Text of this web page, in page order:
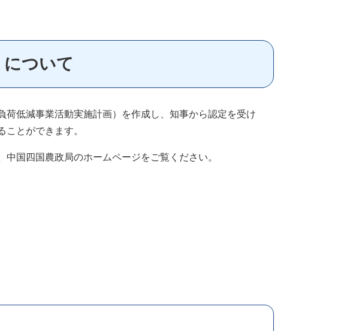
ついて
低減事業活動実施計画）を作成し、知事から認定を受け
とができます。
国四国農政局のホームページをご覧ください。